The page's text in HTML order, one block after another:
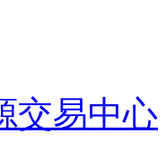
交易中心